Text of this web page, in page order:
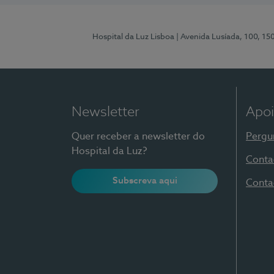
Hospital da Luz Lisboa | Avenida Lusíada, 100,
Newsletter
Quer receber a newsletter do
Hospital da Luz?
Subscreva aqui